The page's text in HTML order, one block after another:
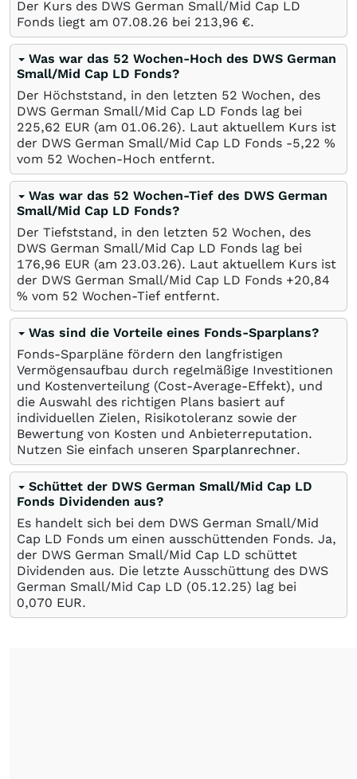
Der Kurs des DWS German Small/Mid Cap LD
Fonds liegt am 07.08.26 bei 213,96 €.
Was war das 52 Wochen-Hoch des DWS German
Small/Mid Cap LD Fonds?
Der Höchststand, in den letzten 52 Wochen, des
DWS German Small/Mid Cap LD Fonds lag bei
225,62 EUR (am 01.06.26). Laut aktuellem Kurs ist
der DWS German Small/Mid Cap LD Fonds -5,22 %
vom 52 Wochen-Hoch entfernt.
Was war das 52 Wochen-Tief des DWS German
Small/Mid Cap LD Fonds?
Der Tiefststand, in den letzten 52 Wochen, des
DWS German Small/Mid Cap LD Fonds lag bei
176,96 EUR (am 23.03.26). Laut aktuellem Kurs ist
der DWS German Small/Mid Cap LD Fonds +20,84
% vom 52 Wochen-Tief entfernt.
Was sind die Vorteile eines Fonds-Sparplans?
Fonds-Sparpläne fördern den langfristigen
Vermögensaufbau durch regelmäßige Investitionen
und Kostenverteilung (Cost-Average-Effekt), und
die Auswahl des richtigen Plans basiert auf
individuellen Zielen, Risikotoleranz sowie der
Bewertung von Kosten und Anbieterreputation.
Nutzen Sie einfach unseren Sparplanrechner.
Schüttet der DWS German Small/Mid Cap LD
Fonds Dividenden aus?
Es handelt sich bei dem DWS German Small/Mid
Cap LD Fonds um einen ausschüttenden Fonds. Ja,
der DWS German Small/Mid Cap LD schüttet
Dividenden aus. Die letzte Ausschüttung des DWS
German Small/Mid Cap LD (05.12.25) lag bei
0,070 EUR.